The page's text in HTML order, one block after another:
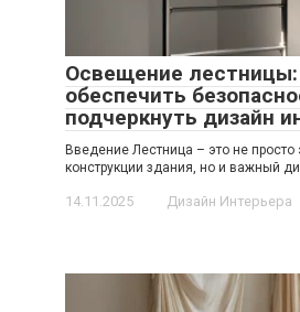
Освещение лестницы:
обеспечить
подчеркнуть дизайн
Введение Лестница – это не просто
конструкции здания, но и важный
14.11.2025 Дизайн Интерьера